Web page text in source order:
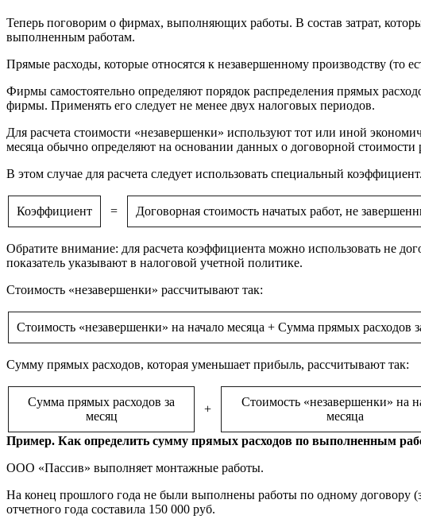
Теперь поговорим о фирмах, выполняющих работы. В состав затрат,
выполненным работам.
Прямые расходы, которые относятся к незавершенному производству
Фирмы самостоятельно определяют порядок распределения прямых
фирмы. Применять его следует не менее двух налоговых периодов.
Для расчета стоимости «незавершенки» используют тот или иной
месяца обычно определяют на основании данных о договорной стоимости
В этом случае для расчета следует использовать специальный
Коэффициент = Договорная стоимость начатых работ, не
Обратите внимание: для расчета коэффициента можно использовать не
показатель указывают в налоговой учетной политике.
Стоимость «незавершенки» рассчитывают так:
Стоимость «незавершенки» на начало месяца + Сумма прямых расходов
Сумму прямых расходов, которая уменьшает прибыль, рассчитывают так:
Сумма прямых расходов за
месяц
+
Стоимость «незавершенки» на
месяца
Пример. Как определить сумму прямых расходов по выполненным
ООО «Пассив» выполняет монтажные работы.
На конец прошлого года не были выполнены работы по одному договору
отчетного года составила 150 000 руб.